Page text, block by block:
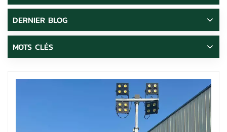
DERNIER BLOG
MOTS CLÉS